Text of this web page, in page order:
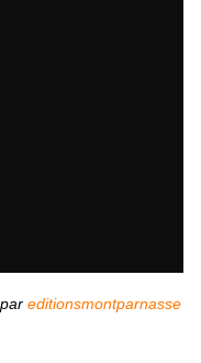
par editionsmontparnasse